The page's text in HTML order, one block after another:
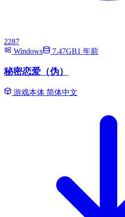
2287
Windows
7.47GB1 年前
秘密恋爱（伪）
游戏本体 简体中文